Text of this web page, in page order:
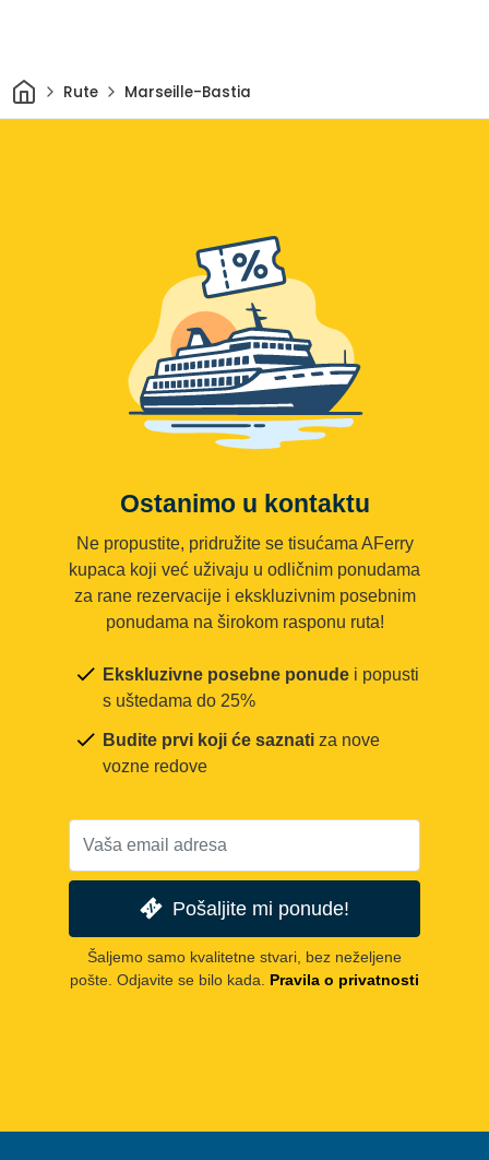
DomRute Marseille-Bastia
Ostanimo u kontaktu
Ne propustite, pridružite se tisućama AFerry
kupaca koji već uživaju u odličnim ponudama
za rane rezervacije i ekskluzivnim posebnim
ponudama na širokom rasponu ruta!
Ekskluzivne posebne ponude i popusti
s uštedama do 25%
Budite prvi koji će saznati za nove
vozne redove
Pošaljite mi ponude!
Šaljemo samo kvalitetne stvari, bez neželjene
pošte. Odjavite se bilo kada.
Pravila o privatnosti